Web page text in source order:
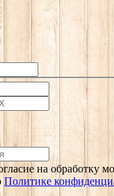
на обработку
Политике